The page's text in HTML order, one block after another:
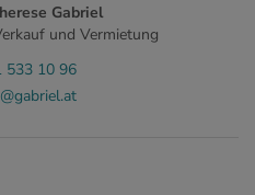
Gabriel
und Vermietung
533 10 96